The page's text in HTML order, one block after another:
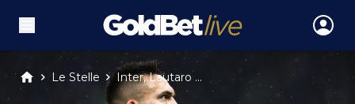
Le Stelle Inter, Lautaro ...